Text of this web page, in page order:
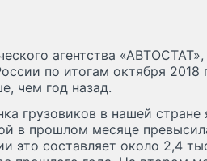
агентства
по итогам октября 2018
чем год назад.
грузовиков в нашей стране
в прошлом месяце
это составляет около 2,4